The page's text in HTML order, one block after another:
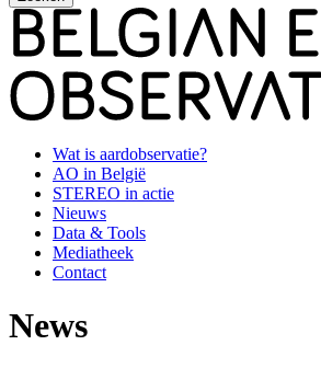
Wat is aardobservatie?
AO in België
STEREO in actie
Nieuws
Data & Tools
Mediatheek
Contact
News